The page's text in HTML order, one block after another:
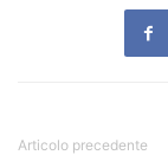
Articolo precedente